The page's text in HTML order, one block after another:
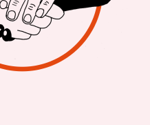
Diese Idee geistert
Hauptthemen der
durchgesetzter
Samstag nun auch
Landesparteitag
Leitantrag zu